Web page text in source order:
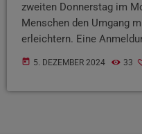
zweiten Donnerstag im
Menschen den Umgang
erleichtern. Eine
today 5. DEZEMBER 2024 33